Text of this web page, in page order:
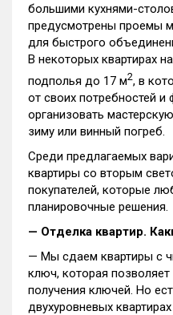
большими кухнями-
предусмотрены проемы
для быстрого
В некоторых квартирах
подполья до 17 м2, в
от своих потребностей и
организовать
зиму или винный погреб.
Среди предлагаемых
квартиры со вторым
покупателей, которые
планировочные решения.
— Отделка квартир.
— Мы сдаем квартиры с
ключ, которая
получения ключей. Но
двухуровневых